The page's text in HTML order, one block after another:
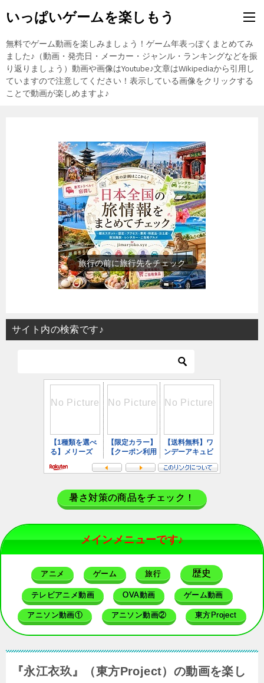
いっぱいゲームを楽しもう
無料でゲーム動画を楽しみましょう！ゲーム年表っぽくまとめてみ
ました♪（動画・発売日・メーカー・ジャンル・ランキングなどを振
り返りましょう）動画や画像はYoutube♪文章はWikipediaから引用し
ていますので注意してください！表示している画像をクリックする
ことで動画が楽しめますよ♪
歴史上の人物を動画で勉強
サイト内の検索です♪
暑さ対策の商品をチェック！
メインメニューです♪
アニメ ゲーム 旅行 歴史
テレビアニメ動画 OVA動画 ゲーム動画
アニソン動画① アニソン動画② 東方Project
『永江衣玖』（東方Project）の動画を楽し